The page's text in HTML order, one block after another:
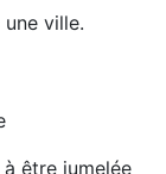
ville.
être jumelée